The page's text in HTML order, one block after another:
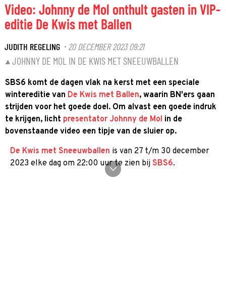
Video: Johnny de Mol onthult gasten in VIP-
editie De Kwis met Ballen
JUDITH REGELING · 20 DECEMBER 2023 09:21
JOHNNY DE MOL IN DE KWIS MET SNEEUWBALLEN
SBS6 komt de dagen vlak na kerst met een speciale
wintereditie van De Kwis met Ballen, waarin BN'ers gaan
strijden voor het goede doel. Om alvast een goede indruk
te krijgen, licht presentator Johnny de Mol in de
bovenstaande video een tipje van de sluier op.
De Kwis met Sneeuwballen is van 27 t/m 30 december
2023 elke dag om 22:00 uur te zien bij SBS6.